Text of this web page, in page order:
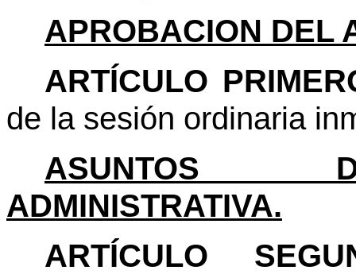
APROBACION DEL
ARTÍCULO
de la sesión ordinaria
ASUNTOS
ADMINISTRATIVA.
ARTÍCULO